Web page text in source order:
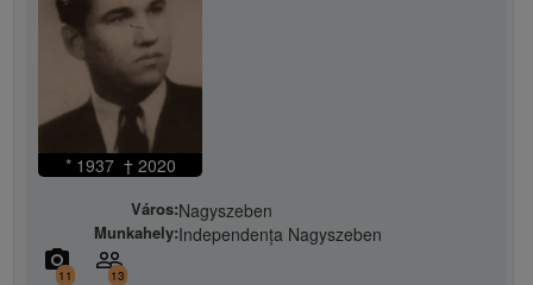
* 1937 † 2020
Város:Nagyszeben
Munkahely:Independența Nagyszeben
camera_alt
11
people_outline
13